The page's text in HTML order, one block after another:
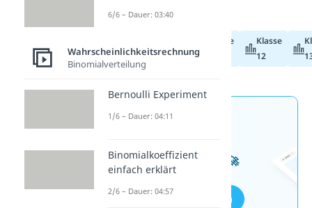
Abiturvorbereitung
Klasse
Klasse
12
Jetzt neu: Teste dein
kostenlosen Aufgaben 🚀
Aufgaben entdecken
6/6 – Dauer: 03:40
Wahrscheinlichkeitsrechnung
Binomialverteilung
Bernoulli Experiment
1/6 – Dauer: 04:11
Binomialkoeffizient
einfach erklärt
2/6 – Dauer: 04:57